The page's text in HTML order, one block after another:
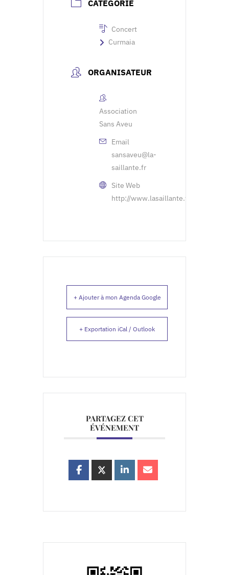
CATÉGORIE
Concert
Curmaia
ORGANISATEUR
Association
Sans Aveu
Email
sansaveu@la-
saillante.fr
Site Web
http://www.lasaillante.fr
+ Ajouter à mon Agenda Google
+ Exportation iCal / Outlook
PARTAGEZ CET
ÉVÉNEMENT